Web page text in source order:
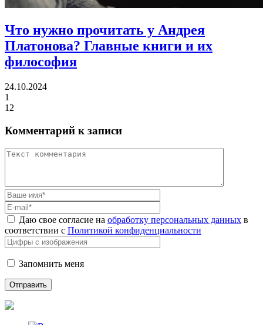
Что нужно прочитать у Андрея
Платонова? Главные книги и их
философия
24.10.2024
1
12
Комментарий к записи
Даю свое согласие на обработку персональных данных в
соответствии с Политикой конфиденциальности
Запомнить меня